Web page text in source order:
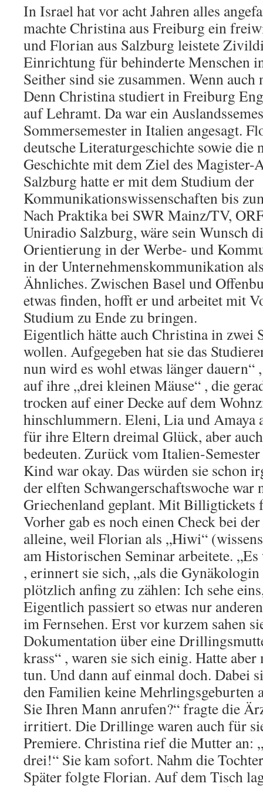
In Israel hat vor acht Jahren alles
machte Christina aus Freiburg ein
und Florian aus Salzburg leistete
Einrichtung für behinderte Menschen
Seither sind sie zusammen. Wenn
Denn Christina studiert in Freiburg
auf Lehramt. Da war ein
Sommersemester in Italien angesagt.
deutsche Literaturgeschichte sowie die
Geschichte mit dem Ziel des Magister-
Salzburg hatte er mit dem Studium der
Kommunikationswissenschaften bis
Nach Praktika bei SWR Mainz/TV,
Uniradio Salzburg, wäre sein Wunsch
Orientierung in der Werbe- und
in der Unternehmenskommunikation
Ähnliches. Zwischen Basel und
etwas finden, hofft er und arbeitet mit
Studium zu Ende zu bringen.
Eigentlich hätte auch Christina in zwei
wollen. Aufgegeben hat sie das
nun wird es wohl etwas länger
auf ihre „drei kleinen Mäuse“ , die
trocken auf einer Decke auf dem
hinschlummern. Eleni, Lia und Amaya
für ihre Eltern dreimal Glück, aber
bedeuten. Zurück vom Italien-
Kind war okay. Das würden sie schon
der elften Schwangerschaftswoche war
Griechenland geplant. Mit Billigtickets
Vorher gab es noch einen Check bei
alleine, weil Florian als „Hiwi“
am Historischen Seminar arbeitete.
, erinnert sie sich, „als die
plötzlich anfing zu zählen: Ich sehe
Eigentlich passiert so etwas nur
im Fernsehen. Erst vor kurzem sahen
Dokumentation über eine
krass“ , waren sie sich einig. Hatte
tun. Und dann auf einmal doch. Dabei
den Familien keine Mehrlingsgeburten
Sie Ihren Mann anrufen?“ fragte die
irritiert. Die Drillinge waren auch für
Premiere. Christina rief die Mutter an:
drei!“ Sie kam sofort. Nahm die
Später folgte Florian. Auf dem Tisch